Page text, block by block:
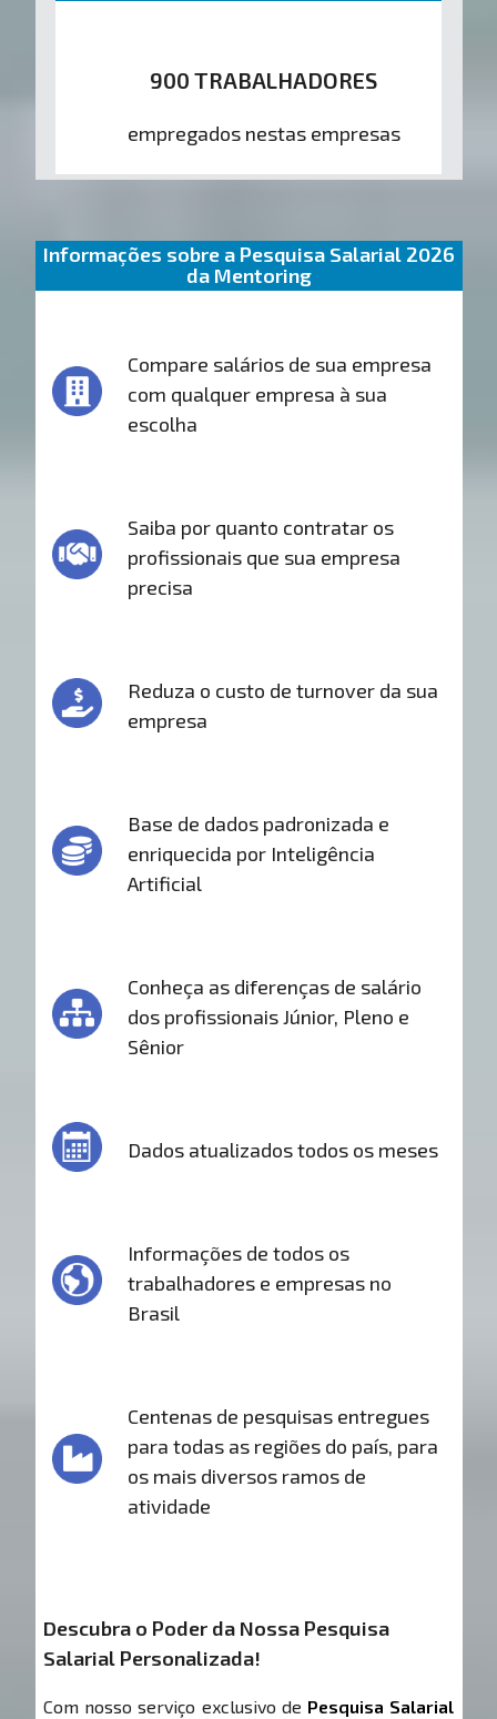
900 TRABALHADORES
empregados nestas empresas
Informações sobre a Pesquisa Salarial 2026
da Mentoring
Compare salários de sua empresa
com qualquer empresa à sua
escolha
Saiba por quanto contratar os
profissionais que sua empresa
precisa
Reduza o custo de turnover da sua
empresa
Base de dados padronizada e
enriquecida por Inteligência
Artificial
Conheça as diferenças de salário
dos profissionais Júnior, Pleno e
Sênior
Dados atualizados todos os meses
Informações de todos os
trabalhadores e empresas no
Brasil
Centenas de pesquisas entregues
para todas as regiões do país, para
os mais diversos ramos de
atividade
Descubra o Poder da Nossa Pesquisa
Salarial Personalizada!
Com nosso serviço exclusivo de Pesquisa Salarial